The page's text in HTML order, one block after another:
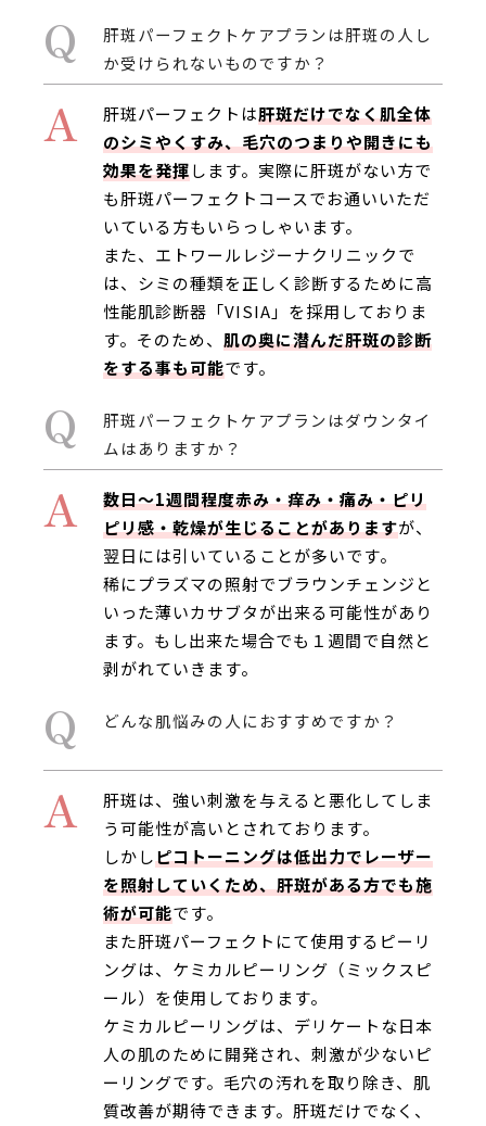
Q
肝斑パーフェクトケアプランは肝斑の人し
か受けられないものですか？
A 肝斑パーフェクトは肝斑だけでなく肌全体
のシミやくすみ、毛穴のつまりや開きにも
効果を発揮します。実際に肝斑がない方で
も肝斑パーフェクトコースでお通いいただ
いている方もいらっしゃいます。
また、エトワールレジーナクリニックで
は、シミの種類を正しく診断するために高
性能肌診断器「VISIA」を採用しておりま
す。そのため、肌の奥に潜んだ肝斑の診断
をする事も可能です。
Q
肝斑パーフェクトケアプランはダウンタイ
ムはありますか？
A
数日〜1週間程度赤み・痒み・痛み・ピリ
ピリ感・乾燥が生じることがありますが、
翌日には引いていることが多いです。
稀にプラズマの照射でブラウンチェンジと
いった薄いカサブタが出来る可能性があり
ます。もし出来た場合でも１週間で自然と
剥がれていきます。
Q どんな肌悩みの人におすすめですか？
A
肝斑は、強い刺激を与えると悪化してしま
う可能性が高いとされております。
しかしピコトーニングは低出力でレーザー
を照射していくため、肝斑がある方でも施
術が可能です。
また肝斑パーフェクトにて使用するピーリ
ングは、ケミカルピーリング（ミックスピ
ール）を使用しております。
ケミカルピーリングは、デリケートな日本
人の肌のために開発され、刺激が少ないピ
ーリングです。毛穴の汚れを取り除き、肌
質改善が期待できます。肝斑だけでなく、